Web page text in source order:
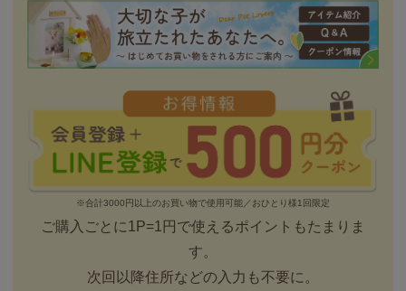
※合計3000円以上のお買い物で使用可能／おひとり様1回限定
ご購入ごとに1P=1円で使えるポイントもたまりま
す。
次回以降住所などの入力も不要に。